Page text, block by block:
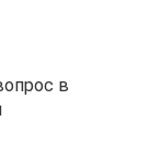
линзами): 15
в